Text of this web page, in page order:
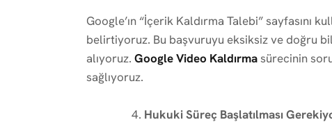
Google’ın “İçerik Kaldırma Talebi” sayfasını
belirtiyoruz. Bu başvuruyu eksiksiz ve doğru
alıyoruz. Google Video Kaldırmasürecinin
sağlıyoruz.
Hukuki Süreç Başlatılması